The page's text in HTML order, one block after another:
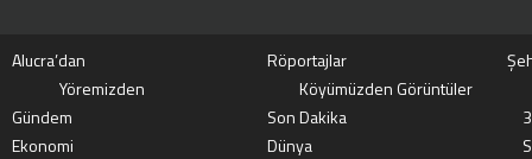
Alucra’dan Röportajlar
Yöremizden
Köyümüzden Görüntüler
Gündem
Son Dakika
Ekonomi
Dünya